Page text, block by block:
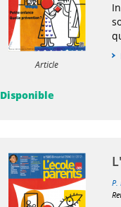
Article
Disponible
P.